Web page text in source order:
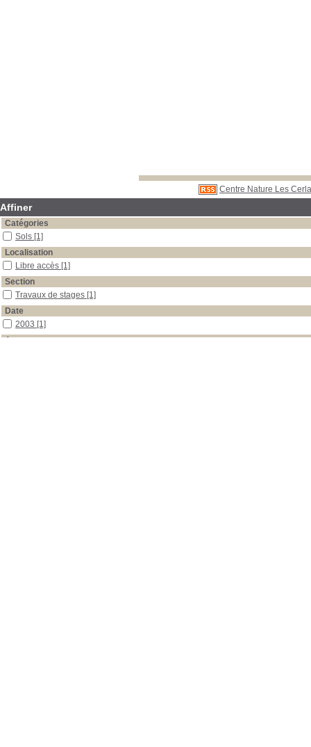
Centre Nature Les
Affiner
Catégories
Sols [1]
Localisation
Libre accès [1]
Section
Travaux de stages [1]
Date
2003 [1]
Auteur